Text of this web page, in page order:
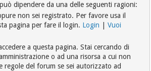
dipendere da una delle seguenti ragioni:
non sei registrato. Per favore usa il
pagina per fare il login. Login |Vuoi
a questa pagina. Stai cercando di
o ad una risorsa a cui non
regole del forum se sei autorizzato ad